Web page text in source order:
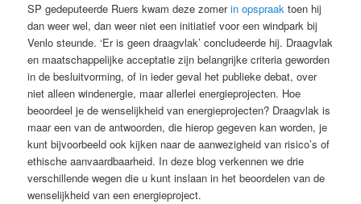
SP gedeputeerde Ruers kwam deze zomerin opspraak toen hij
dan weer wel, dan weer niet een initiatief voor een windpark bij
Venlo steunde. ‘Er is geen draagvlak’ concludeerde hij. Draagvlak
en maatschappelijke acceptatie zijn belangrijke criteria geworden
in de besluitvorming, of in ieder geval het publieke debat, over
niet alleen windenergie, maar allerlei energieprojecten. Hoe
beoordeel je de wenselijkheid van energieprojecten? Draagvlak is
maar een van de antwoorden, die hierop gegeven kan worden, je
kunt bijvoorbeeld ook kijken naar de aanwezigheid van risico’s of
ethische aanvaardbaarheid. In deze blog verkennen we drie
verschillende wegen die u kunt inslaan in het beoordelen van de
wenselijkheid van een energieproject.